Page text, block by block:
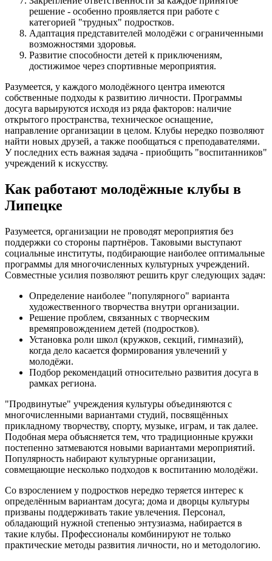
решение - особенно проявляется при работе с
категорией "трудных" подростков.
Адаптация представителей молодёжи с ограниченными
возможностями здоровья.
Развитие способности детей к приключениям,
достижимое через спортивные мероприятия.
Разумеется, у каждого молодёжного центра имеются
собственные подходы к развитию личности. Программы
досуга варьируются исходя из ряда факторов: наличие
открытого пространства, техническое оснащение,
направление организации в целом. Клубы нередко позволяют
найти новых друзей, а также пообщаться с преподавателями.
У последних есть важная задача - приобщить "воспитанников"
учреждений к искусству.
Как работают молодёжные клубы в
Липецке
Разумеется, организации не проводят мероприятия без
поддержки со стороны партнёров. Таковыми выступают
социальные институты, подбирающие наиболее оптимальные
программы для многочисленных культурных учреждений.
Совместные усилия позволяют решить круг следующих задач:
Определение наиболее "популярного" варианта
художественного творчества внутри организации.
Решение проблем, связанных с творческим
времяпровождением детей (подростков).
Установка роли школ (кружков, секций, гимназий),
когда дело касается формирования увлечений у
молодёжи.
Подбор рекомендаций относительно развития досуга в
рамках региона.
"Продвинутые" учреждения культуры объединяются с
многочисленными вариантами студий, посвящённых
прикладному творчеству, спорту, музыке, играм, и так далее.
Подобная мера объясняется тем, что традиционные кружки
постепенно затмеваются новыми вариантами мероприятий.
Популярность набирают культурные организации,
совмещающие несколько подходов к воспитанию молодёжи.
Со взрослением у подростков нередко теряется интерес к
определённым вариантам досуга; дома и дворцы культуры
призваны поддерживать такие увлечения. Персонал,
обладающий нужной степенью энтузиазма, набирается в
такие клубы. Профессионалы комбинируют не только
практические методы развития личности, но и методологию.